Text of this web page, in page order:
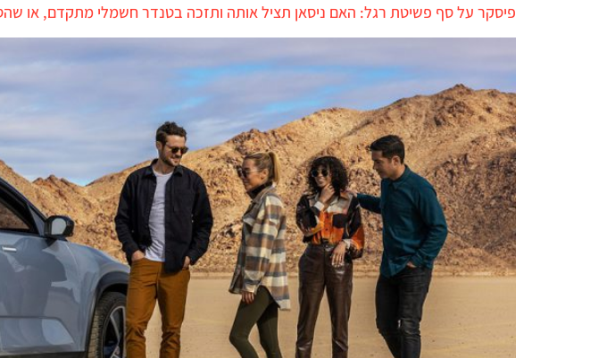
פיסקר על סף פשיטת רגל: האם ניסאן תציל אותה ותזכה בטנדר חשמלי מתקדם, או